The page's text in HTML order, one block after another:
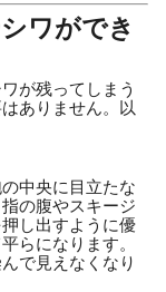
ワができ
が残ってしまう
ありません。以
中央に目立たな
の腹やスキージ
し出すように優
らになります。
で見えなくなり